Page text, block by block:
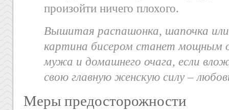
произойти ничего плохого.
Вышитая распашонка, шапочка
картина бисером станет мощным
мужа и домашнего очага, если
свою главную женскую силу –
Меры предосторожности